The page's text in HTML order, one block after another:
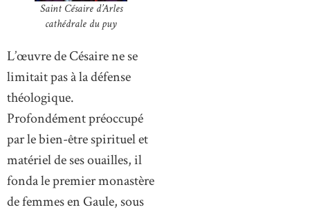
Saint Césaire d’Arles
cathédrale du puy
L’œuvre de Césaire ne se
limitait pas à la défense
théologique.
Profondément préoccupé
par le bien-être spirituel et
matériel de ses ouailles, il
fonda le premier monastère
de femmes en Gaule, sous